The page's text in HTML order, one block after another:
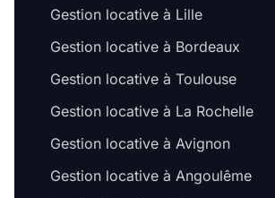
Gestion locative à Lille
Gestion locative à Bordeaux
Gestion locative à Toulouse
Gestion locative à La Rochelle
Gestion locative à Avignon
Gestion locative à Angoulême